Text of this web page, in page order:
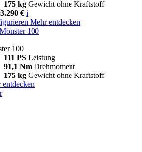
175 kg Gewicht ohne Kraftstoff
€ i
Mehr entdecken
Monster 100
100
111 PS Leistung
91,1 Nm Drehmoment
175 kg Gewicht ohne Kraftstoff
entdecken